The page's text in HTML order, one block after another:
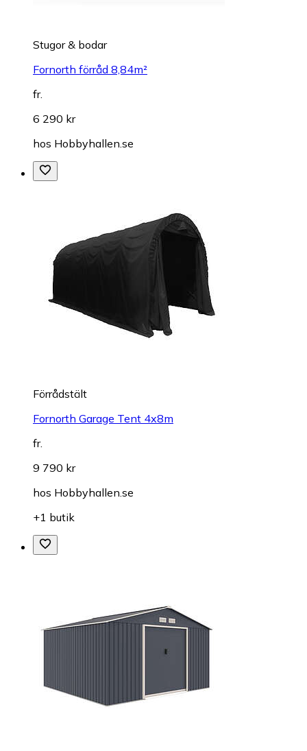
Stugor & bodar
Fornorth förråd 8,84m²
fr.
6 290 kr
hos Hobbyhallen.se
Förrådstält
Fornorth Garage Tent 4x8m
fr.
9 790 kr
hos Hobbyhallen.se
+1 butik